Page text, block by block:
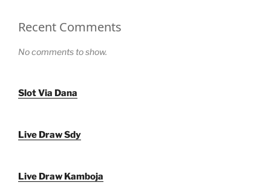
Recent Comments
No comments to show.
Slot Via Dana
Live Draw Sdy
Live Draw Kamboja